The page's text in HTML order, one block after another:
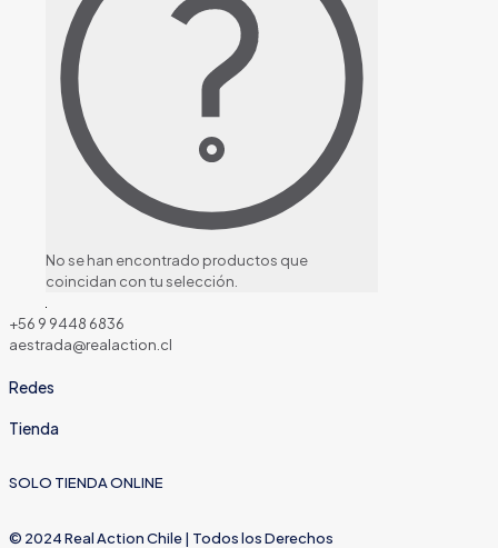
No se han encontrado productos que
coincidan con tu selección.
+56 9 9448 6836
aestrada@realaction.cl
Redes
Tienda
SOLO TIENDA ONLINE
© 2024 Real Action Chile | Todos los Derechos